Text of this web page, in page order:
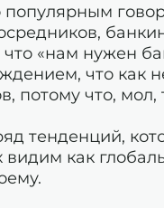
популярным
что «нам нужен
что как
потому что,
тенденций,
видим как